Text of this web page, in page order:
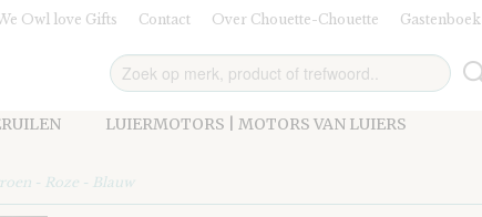
Owl love Gifts Contact Over Chouette-Chouette Gastenboek
LUIERMOTORS | MOTORS VAN LUIERS
- Roze - Blauw